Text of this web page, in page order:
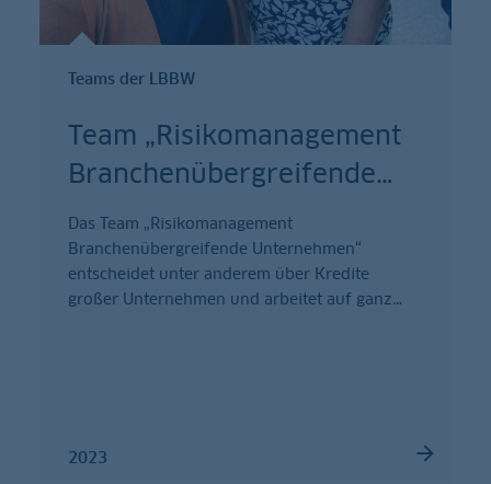
Teams der LBBW
Team „Risikomanagement
Branchenübergreifende…
Das Team „Risikomanagement
Branchenübergreifende Unternehmen“
entscheidet unter anderem über Kredite
großer Unternehmen und arbeitet auf ganz…
2023